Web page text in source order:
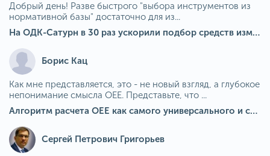
Добрый день! Разве быстрого "выбора инструментов из
нормативной базы" достаточно для из...
На ОДК-Сатурн в 30 раз ускорили подбор средств измерения для контроля качества продукции
Борис Кац
Как мне представляется, это - не новый взгляд, а глубокое
непонимание смысла OEE. Представьте, что ...
Алгоритм расчета ОЕЕ как самого универсального и современного показателя эффективности оборудования в мире
Сергей Петрович Григорьев